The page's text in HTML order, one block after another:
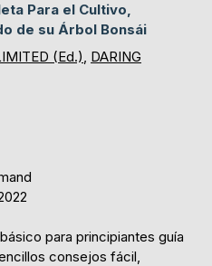
Para el Cultivo,
de su Árbol Bonsái
(Ed.), DARING
para principiantes guía
consejos fácil,